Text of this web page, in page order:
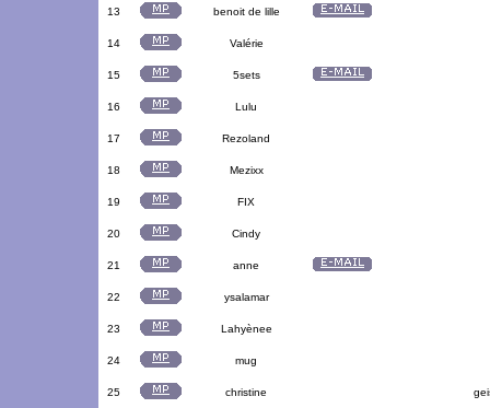
13 benoit de lille
14 Valérie
15 5sets
16 Lulu
17 Rezoland
18 Mezixx
19 FIX
20 Cindy
21 anne
22 ysalamar
23 Lahyènee
24 mug
25 christine